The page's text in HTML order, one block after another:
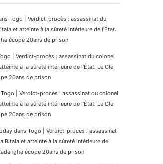
Togo | Verdict-procès : assassinat du
et atteinte à la sûreté intérieure de l’État.
écope 20ans de prison
| Verdict-procès : assassinat du colonel
à la sûreté intérieure de l’État. Le Gle
20ans de prison
Togo | Verdict-procès : assassinat du colonel
à la sûreté intérieure de l’État. Le Gle
20ans de prison
dans Togo | Verdict-procès : assassinat
Bitala et atteinte à la sûreté intérieure de
écope 20ans de prison